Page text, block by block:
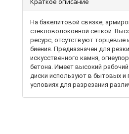
На бакелитовой связке,
стекловолоконной сеткой.
ресурс, отсутствуют торцевые
биения. Предназначен для
искусственного камня,
бетона. Имеет высокий
диски используют в бытовых и
условиях для разрезания